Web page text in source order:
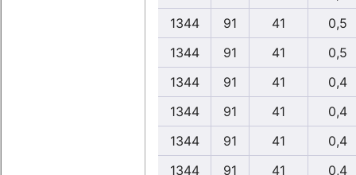
1344
91 41
0,5
1344
91 41
0,5
1344
91 41
0,4
1344
91 41
0,4
1344
91 41
0,4
1344
91 41
0,4